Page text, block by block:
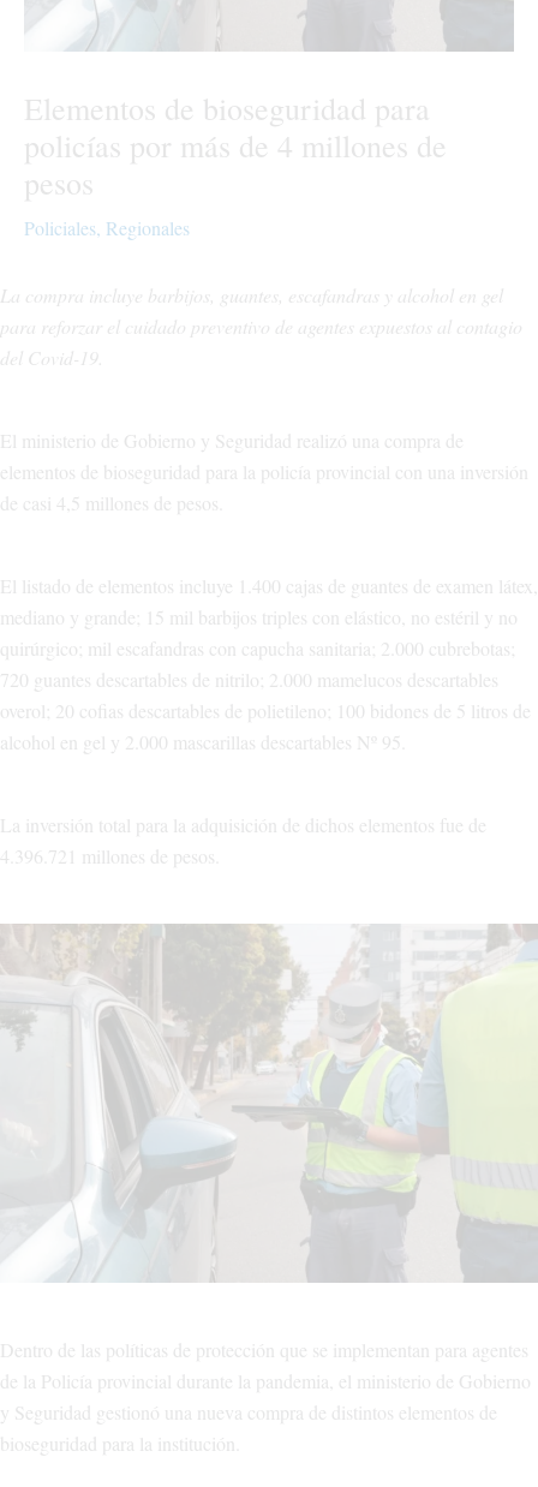
Elementos de bioseguridad para
policías por más de 4 millones de
pesos
Policiales, Regionales
La compra incluye barbijos, guantes, escafandras y alcohol en gel
para reforzar el cuidado preventivo de agentes expuestos al contagio
del Covid-19.
El ministerio de Gobierno y Seguridad realizó una compra de
elementos de bioseguridad para la policía provincial con una inversión
de casi 4,5 millones de pesos.
El listado de elementos incluye 1.400 cajas de guantes de examen látex,
mediano y grande; 15 mil barbijos triples con elástico, no estéril y no
quirúrgico; mil escafandras con capucha sanitaria; 2.000 cubrebotas;
720 guantes descartables de nitrilo; 2.000 mamelucos descartables
overol; 20 cofias descartables de polietileno; 100 bidones de 5 litros de
alcohol en gel y 2.000 mascarillas descartables Nº 95.
La inversión total para la adquisición de dichos elementos fue de
4.396.721 millones de pesos.
Dentro de las políticas de protección que se implementan para agentes
de la Policía provincial durante la pandemia, el ministerio de Gobierno
y Seguridad gestionó una nueva compra de distintos elementos de
bioseguridad para la institución.